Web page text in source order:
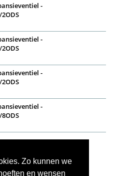
Zo kunnen we
en wensen
-
-
-
-
van verkoop